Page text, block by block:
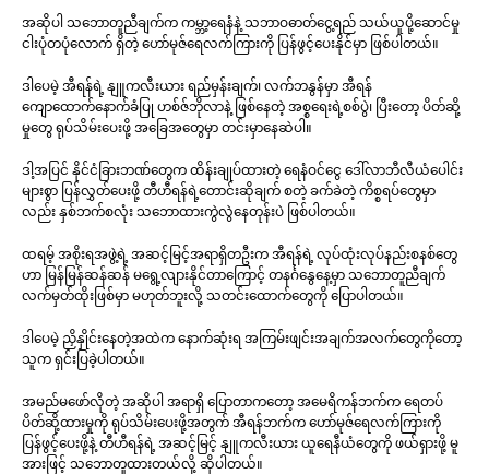
အဆိုပါ သဘောတူညီချက်က ကမ္ဘာ့ရေနံနဲ့ သဘာဝဓာတ်ငွေ့ရည် သယ်ယူပို့ဆောင်မှု
ငါးပုံတပုံလောက် ရှိတဲ့ ဟော်မုဇ်ရေလက်ကြားကို ပြန်ဖွင့်ပေးနိုင်မှာ ဖြစ်ပါတယ်။
ဒါပေမဲ့ အီရန်ရဲ့ နျူကလီးယား ရည်မှန်းချက်၊ လက်ဘနွန်မှာ အီရန်
ကျောထောက်နောက်ခံပြု ဟစ်ဇ်ဘိုလာနဲ့ ဖြစ်နေတဲ့ အစ္စရေးရဲ့စစ်ပွဲ၊ ပြီးတော့ ပိတ်ဆို့
မှုတွေ ရုပ်သိမ်းပေးဖို့ အခြေအတွေမှာ တင်းမှာနေဆဲပါ။
ဒါ့အပြင် နိုင်ငံခြားဘဏ်တွေက ထိန်းချုပ်ထားတဲ့ ရေနံဝင်ငွေ ဒေါ်လာဘီလီယံပေါင်း
များစွာ ပြန်လွှတ်ပေးဖို့ တီဟီရန်ရဲ့တောင်းဆိုချက် စတဲ့ ခက်ခဲတဲ့ ကိစ္စရပ်တွေမှာ
လည်း နှစ်ဘက်စလုံး သဘောထားကွဲလွဲနေတုန်းပဲ ဖြစ်ပါတယ်။
ထရမ့် အစိုးရအဖွဲ့ရဲ့ အဆင့်မြင့်အရာရှိတဦးက အီရန်ရဲ့ လုပ်ထုံးလုပ်နည်းစနစ်တွေ
ဟာ မြန်မြန်ဆန်ဆန် မရွေ့လျားနိုင်တာကြောင့် တနင်္ဂနွေနေ့မှာ သဘောတူညီချက်
လက်မှတ်ထိုးဖြစ်မှာ မဟုတ်ဘူးလို့ သတင်းထောက်တွေကို ပြောပါတယ်။
ဒါပေမဲ့ ညှိနှိုင်းနေတဲ့အထဲက နောက်ဆုံးရ အကြမ်းဖျင်းအချက်အလက်တွေကိုတော့
သူက ရှင်းပြခဲ့ပါတယ်။
အမည်မဖော်လိုတဲ့ အဆိုပါ အရာရှိ ပြောတာကတော့ အမေရိကန်ဘက်က ရေတပ်
ပိတ်ဆို့ထားမှုကို ရုပ်သိမ်းပေးဖို့အတွက် အီရန်ဘက်က ဟော်မုဇ်ရေလက်ကြားကို
ပြန်ဖွင့်ပေးဖို့နဲ့ တီဟီရန်ရဲ့ အဆင့်မြင့် နျူကလီးယား ယူရေနီယံတွေကို ဖယ်ရှားဖို့ မူ
အားဖြင့် သဘောတူထားတယ်လို့ ဆိုပါတယ်။